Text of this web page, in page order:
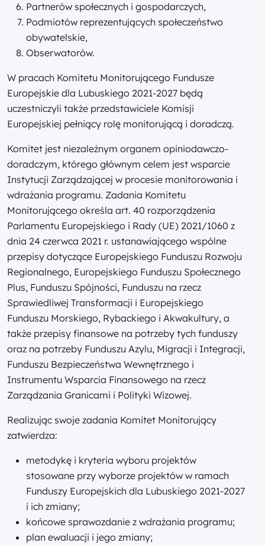
Partnerów społecznych i gospodarczych,
Podmiotów reprezentujących społeczeństwo
obywatelskie,
Obserwatorów.
W pracach Komitetu Monitorującego Fundusze
Europejskie dla Lubuskiego 2021-2027 będą
uczestniczyli także przedstawiciele Komisji
Europejskiej pełniący rolę monitorującą i doradczą.
Komitet jest niezależnym organem opiniodawczo-
doradczym, którego głównym celem jest wsparcie
Instytucji Zarządzającej w procesie monitorowania i
wdrażania programu. Zadania Komitetu
Monitorującego określa art. 40 rozporządzenia
Parlamentu Europejskiego i Rady (UE) 2021/1060 z
dnia 24 czerwca 2021 r. ustanawiającego wspólne
przepisy dotyczące Europejskiego Funduszu Rozwoju
Regionalnego, Europejskiego Funduszu Społecznego
Plus, Funduszu Spójności, Funduszu na rzecz
Sprawiedliwej Transformacji i Europejskiego
Funduszu Morskiego, Rybackiego i Akwakultury, a
także przepisy finansowe na potrzeby tych funduszy
oraz na potrzeby Funduszu Azylu, Migracji i Integracji,
Funduszu Bezpieczeństwa Wewnętrznego i
Instrumentu Wsparcia Finansowego na rzecz
Zarządzania Granicami i Polityki Wizowej.
Realizując swoje zadania Komitet Monitorujący
zatwierdza:
metodykę i kryteria wyboru projektów
stosowane przy wyborze projektów w ramach
Funduszy Europejskich dla Lubuskiego 2021-2027
i ich zmiany;
końcowe sprawozdanie z wdrażania programu;
plan ewaluacji i jego zmiany;